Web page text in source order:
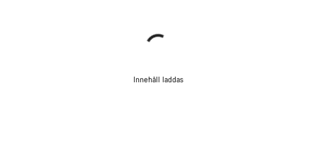
Innehåll laddas